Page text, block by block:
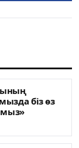
біз өз